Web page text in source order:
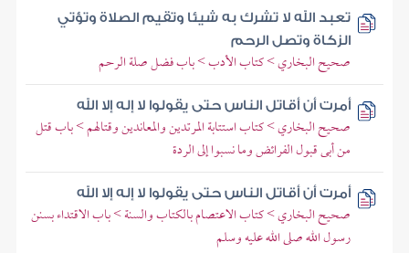
تعبد الله لا تشرك به شيئا وتقيم الصلاة وتؤتي
الزكاة وتصل الرحم
صحيح البخاري > كتاب الأدب > باب فضل صلة الرحم
أمرت أن أقاتل الناس حتى يقولوا لا إله إلا الله
صحيح البخاري > كتاب استتابة المرتدين والمعاندين وقتالهم > باب قتل
من أبى قبول الفرائض وما نسبوا إلى الردة
أمرت أن أقاتل الناس حتى يقولوا لا إله إلا الله
صحيح البخاري > كتاب الاعتصام بالكتاب والسنة > باب الاقتداء بسنن
رسول الله صلى الله عليه وسلم